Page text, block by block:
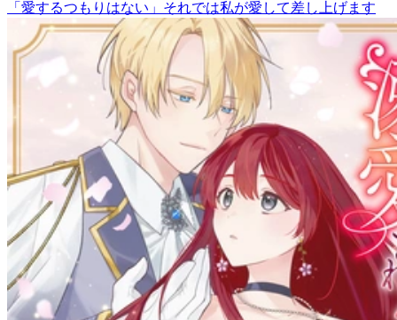
「愛するつもりはない」それでは私が愛して差し上げます